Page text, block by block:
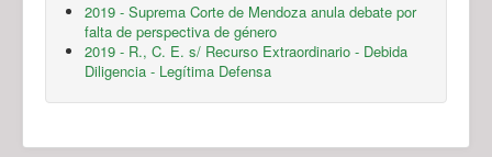
2019 - Suprema Corte de Mendoza anula debate por
falta de perspectiva de género
2019 - R., C. E. s/ Recurso Extraordinario - Debida
Diligencia - Legítima Defensa